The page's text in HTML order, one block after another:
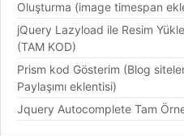
Oluşturma (image timespan
jQuery Lazyload ile Resim
(TAM KOD)
Prism kod Gösterim (Blog
Paylaşımı eklentisi)
Jquery Autocomplete Tam